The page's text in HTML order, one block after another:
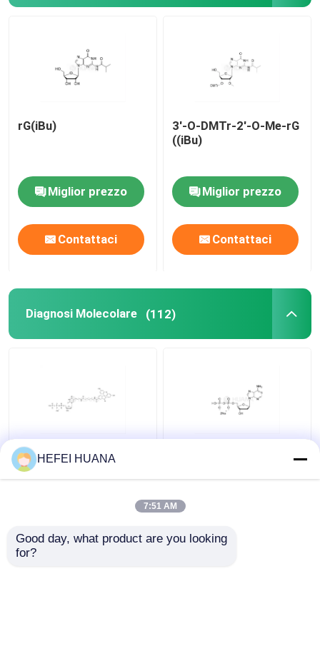
Servizio doganale
rG(iBu)
Miglior prezzo
Contattaci
3'-O-DMTr-2'-O-Me-rG
((iBu)
Miglior prezzo
Contattaci
Diagnosi Molecolare (112)
Fluoresceina-12-dUTP
1mM Soluzione di
HEFEI HUANA
7:51 AM
Good day, what product are you looking
for?